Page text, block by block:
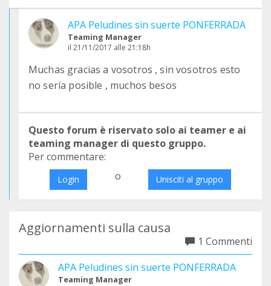
APA Peludines sin suerte PONFERRADA
Teaming Manager
il 21/11/2017 alle 21:18h
Muchas gracias a vosotros , sin vosotros esto
no sería posible , muchos besos
Questo forum è riservato solo ai teamer e ai
teaming manager di questo gruppo.
Per commentare:
Login o Unisciti al gruppo
Aggiornamenti sulla causa
1 Commenti
APA Peludines sin suerte PONFERRADA
Teaming Manager